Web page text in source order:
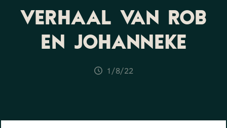
VERHAAL VAN ROB
EN JOHANNEKE
1/8/22